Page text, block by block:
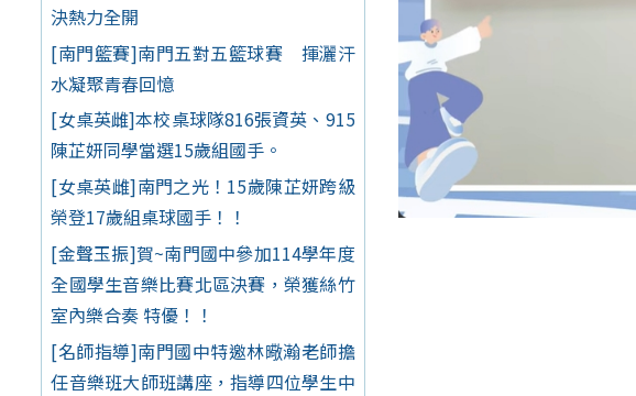
決熱力全開
[南門籃賽]南門五對五籃球賽 揮灑汗
水凝聚青春回憶
[女桌英雌]本校桌球隊816張資英、915
陳芷妍同學當選15歲組國手。
[女桌英雌]南門之光！15歲陳芷妍跨級
榮登17歲組桌球國手！！
[金聲玉振]賀~南門國中參加114學年度
全國學生音樂比賽北區決賽，榮獲絲竹
室內樂合奏 特優！！
[名師指導]南門國中特邀林曔瀚老師擔
任音樂班大師班講座，指導四位學生中